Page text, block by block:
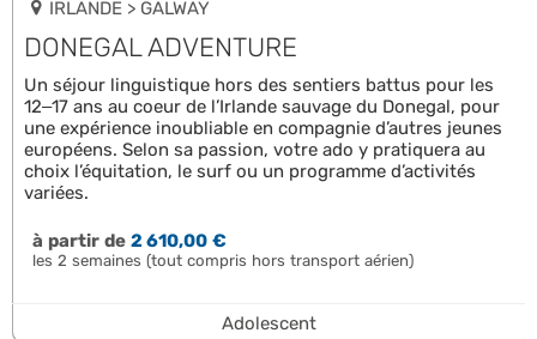
IRLANDE > GALWAY
DONEGAL ADVENTURE
Un séjour linguistique hors des sentiers battus pour les
12–17 ans au coeur de l’Irlande sauvage du Donegal, pour
une expérience inoubliable en compagnie d’autres jeunes
européens. Selon sa passion, votre ado y pratiquera au
choix l’équitation, le surf ou un programme d’activités
variées.
à partir de2 610,00 €
les 2 semaines (tout compris hors transport aérien)
Adolescent